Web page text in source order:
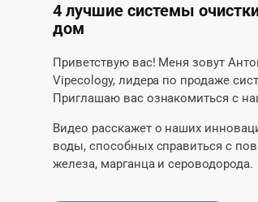
4 лучшие системы
дом
Приветствую вас! Меня зовут
Vipecology, лидера по продаже
Приглашаю вас ознакомиться с
Видео расскажет о наших
воды, способных справиться с
железа, марганца и сероводорода.